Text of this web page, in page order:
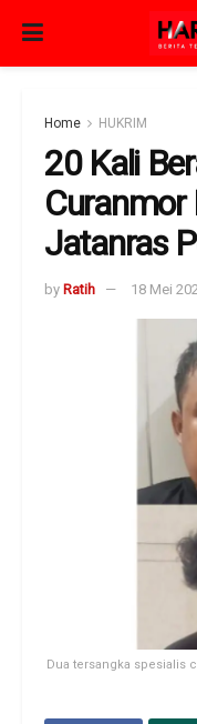
Home HUKRIM
20 Kali
Curanmor
Jatanras
by Ratih 18 Mei
Dua tersangka spesialis